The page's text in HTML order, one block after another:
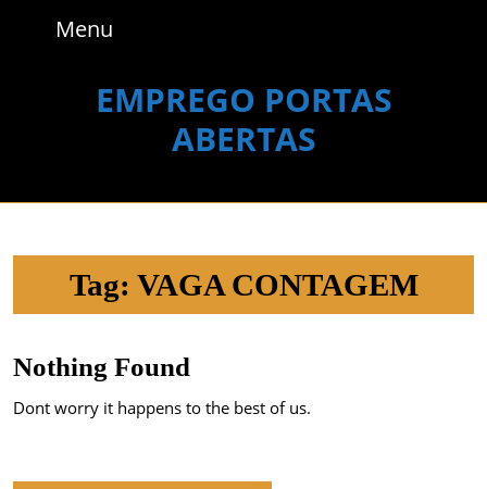
Menu
EMPREGO PORTAS
ABERTAS
Tag: VAGA CONTAGEM
Nothing Found
Dont worry it happens to the best of us.